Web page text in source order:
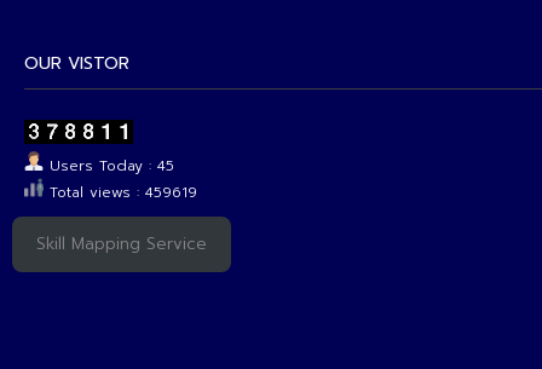
OUR VISTOR
Users Today : 45
Total views : 459619
Skill Mapping Service